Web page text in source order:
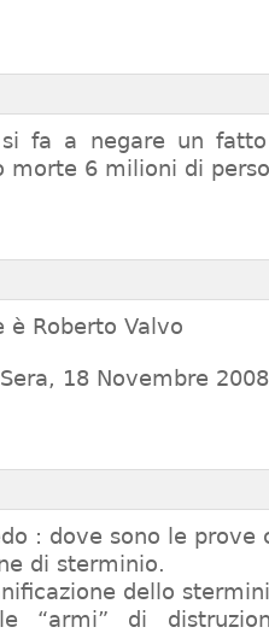
fa a negare un
morte 6 milioni di
è Roberto Valvo
18 Novembre
: dove sono le prove
di sterminio.
dello
“armi” di